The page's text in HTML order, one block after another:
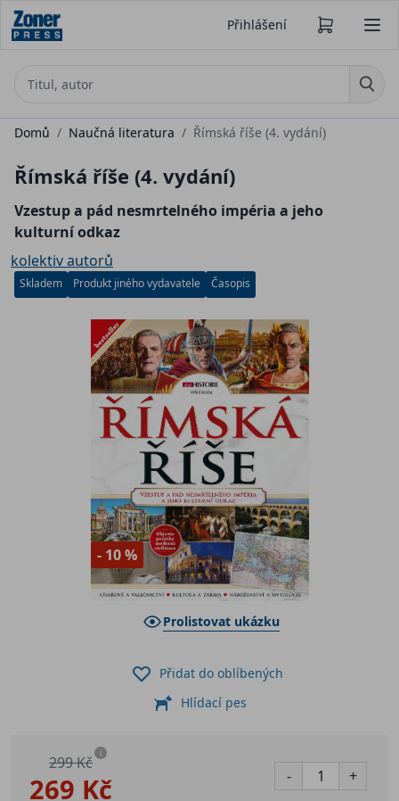
Přihlášení
Domů / Naučná literatura / Římská říše (4. vydání)
Římská říše (4. vydání)
Vzestup a pád nesmrtelného impéria a jeho
kulturní odkaz
kolektiv autorů
Skladem Produkt jiného vydavatele Časopis
- 10 %
Prolistovat ukázku
269 Kč
299 Kč i
- +
Přidat do oblíbených
Hlídací pes